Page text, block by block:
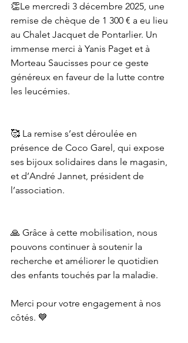
👏Le mercredi 3 décembre 2025, une
remise de chèque de 1 300 € a eu lieu
au Chalet Jacquet de Pontarlier. Un
immense merci à Yanis Paget et à
Morteau Saucisses pour ce geste
généreux en faveur de la lutte contre
les leucémies.
🥰 La remise s’est déroulée en
présence de Coco Garel, qui expose
ses bijoux solidaires dans le magasin,
et d’André Jannet, président de
l’association.
🙏 Grâce à cette mobilisation, nous
pouvons continuer à soutenir la
recherche et améliorer le quotidien
des enfants touchés par la maladie.
Merci pour votre engagement à nos
côtés. 💙